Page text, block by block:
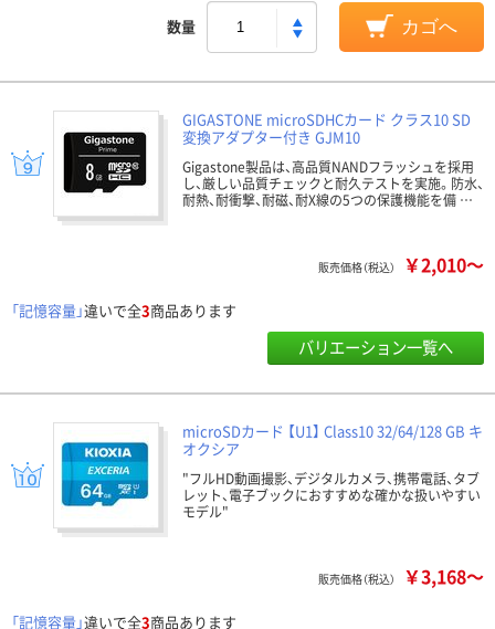
数量 カゴへ
GIGASTONE microSDHCカード クラス10 SD
変換アダプター付き GJM10
Gigastone製品は、高品質NANDフラッシュを採用
し、厳しい品質チェックと耐久テストを実施。防水、
耐熱、耐衝撃、耐磁、耐X線の5つの保護機能を備 …
販売価格（税込） ￥2,010～
「記憶容量」違いで全3商品あります
バリエーション一覧へ
microSDカード 【U1】 Class10 32/64/128 GB キ
オクシア
"フルHD動画撮影、デジタルカメラ、携帯電話、タブ
レット、電子ブックにおすすめな確かな扱いやすい
モデル"
販売価格（税込） ￥3,168～
「記憶容量」違いで全3商品あります